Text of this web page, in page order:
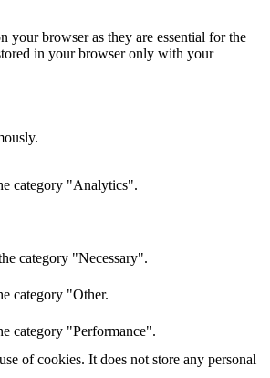
your browser as they are essential for the
in your browser only with your
category "Analytics".
category "Necessary".
category "Other.
category "Performance".
of cookies. It does not store any personal